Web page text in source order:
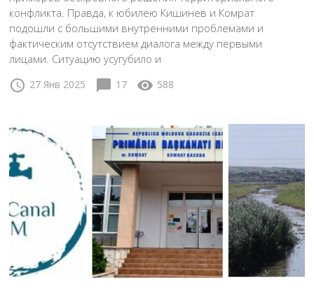
конфликта. Правда, к юбилею Кишинев и Комрат
подошли с большими внутренними проблемами и
фактическим отсутствием диалога между первыми
лицами. Ситуацию усугубило и
schedule 27 Янв 2025 chat_bubble 17 visibility 588